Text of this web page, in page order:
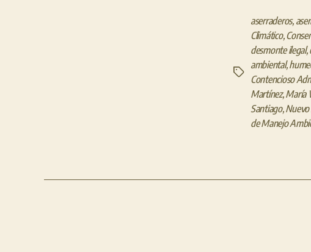
Etiquetas
aserraderos,
Climático,
desmonte ilegal,
ambiental,
Contencioso
Martínez,María
Santiago,
de Manejo